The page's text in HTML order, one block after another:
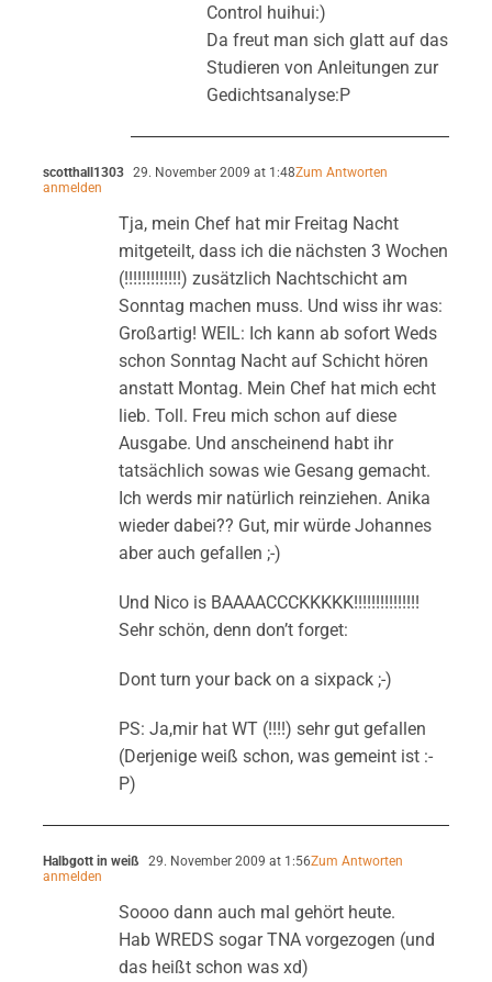
Control huihui:)
Da freut man sich glatt auf das
Studieren von Anleitungen zur
Gedichtsanalyse:P
scotthall1303 29. November 2009 at 1:48Zum Antworten
anmelden
Tja, mein Chef hat mir Freitag Nacht
mitgeteilt, dass ich die nächsten 3 Wochen
(!!!!!!!!!!!!!) zusätzlich Nachtschicht am
Sonntag machen muss. Und wiss ihr was:
Großartig! WEIL: Ich kann ab sofort Weds
schon Sonntag Nacht auf Schicht hören
anstatt Montag. Mein Chef hat mich echt
lieb. Toll. Freu mich schon auf diese
Ausgabe. Und anscheinend habt ihr
tatsächlich sowas wie Gesang gemacht.
Ich werds mir natürlich reinziehen. Anika
wieder dabei?? Gut, mir würde Johannes
aber auch gefallen ;-)
Und Nico is BAAAACCCKKKKK!!!!!!!!!!!!!!!
Sehr schön, denn don’t forget:
Dont turn your back on a sixpack ;-)
PS: Ja,mir hat WT (!!!!) sehr gut gefallen
(Derjenige weiß schon, was gemeint ist :-
P)
Halbgott in weiß 29. November 2009 at 1:56Zum Antworten
anmelden
Soooo dann auch mal gehört heute.
Hab WREDS sogar TNA vorgezogen (und
das heißt schon was xd)